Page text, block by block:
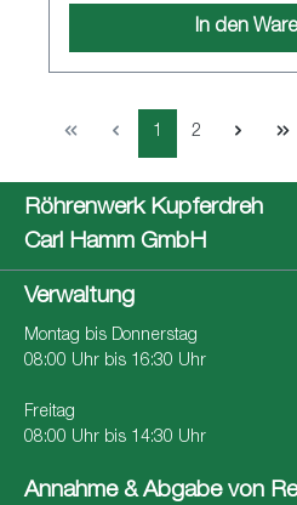
In den
1 2
Röhrenwerk Kupferdreh
Carl Hamm GmbH
Verwaltung
Montag bis Donnerstag
08:00 Uhr bis 16:30 Uhr
Freitag
08:00 Uhr bis 14:30 Uhr
Annahme & Abgabe von